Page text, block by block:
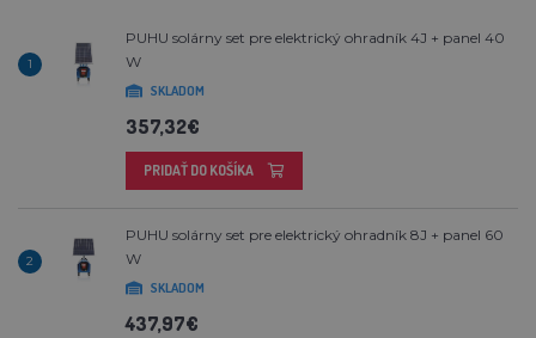
1
PUHU solárny set pre elektrický ohradník 4J + panel 40
W
SKLADOM
357,32€
PRIDAŤ DO KOŠÍKA
2
PUHU solárny set pre elektrický ohradník 8J + panel 60
W
SKLADOM
437,97€